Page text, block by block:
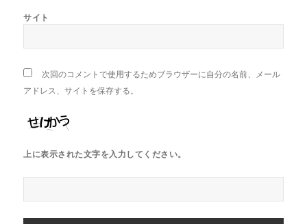
サイト
次回のコメントで使用するためブラウザーに自分の名前、メール
アドレス、サイトを保存する。
上に表示された文字を入力してください。